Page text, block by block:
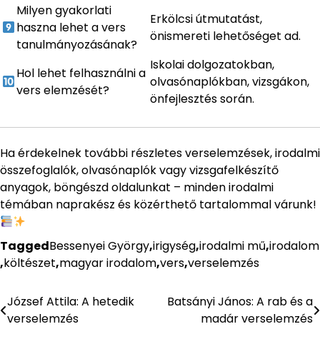
Milyen gyakorlati
haszna lehet a vers
tanulmányozásának?
Erkölcsi útmutatást,
önismereti lehetőséget ad.
Hol lehet felhasználni a
vers elemzését?
Iskolai dolgozatokban,
olvasónaplókban, vizsgákon,
önfejlesztés során.
Ha érdekelnek további részletes verselemzések, irodalmi
összefoglalók, olvasónaplók vagy vizsgafelkészítő
anyagok, böngészd oldalunkat – minden irodalmi
témában naprakész és közérthető tartalommal várunk!
TaggedBessenyei György,irigység,irodalmi mű,irodalom
,költészet,magyar irodalom,vers,verselemzés
Bejegyzés
József Attila: A hetedik
verselemzés
Batsányi János: A rab és a
madár verselemzés